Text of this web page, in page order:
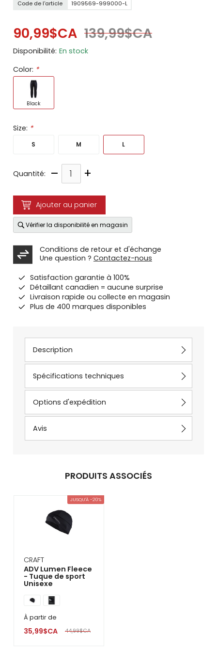
Code de l'article 1909569-999000-L
90,99$CA 139,99$CA
Disponibilité: En stock
Color: *
Black
Size: *
S M L
Quantité: – +
Ajouter au panier
Vérifier la disponibilité en magasin
Conditions de retour et d'échange
Une question ? Contactez-nous
Satisfaction garantie à 100%
Détaillant canadien = aucune surprise
Livraison rapide ou collecte en magasin
Plus de 400 marques disponibles
Description
Spécifications techniques
Options d'expédition
Avis
PRODUITS ASSOCIÉS
JUSQU'À -20%
CRAFT
ADV Lumen Fleece
- Tuque de sport
Unisexe
À partir de
35,99$CA 44,99$CA